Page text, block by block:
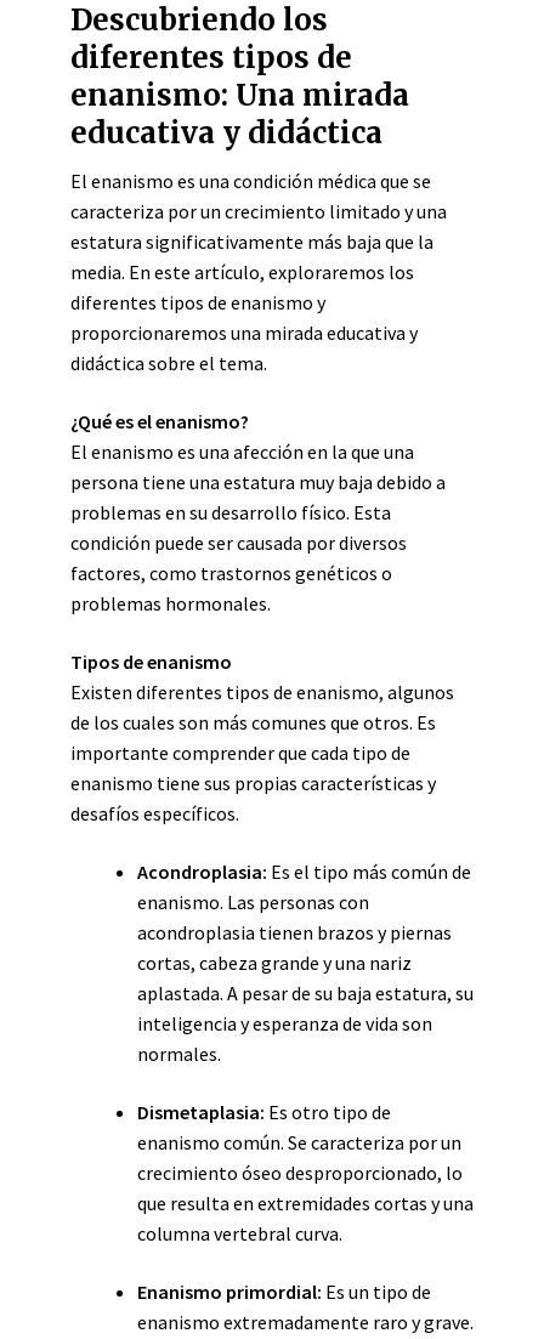
Descubriendo los
diferentes tipos de
enanismo: Una mirada
educativa y didáctica
El enanismo es una condición médica que se
caracteriza por un crecimiento limitado y una
estatura significativamente más baja que la
media. En este artículo, exploraremos los
diferentes tipos de enanismo y
proporcionaremos una mirada educativa y
didáctica sobre el tema.
¿Qué es el enanismo?
El enanismo es una afección en la que una
persona tiene una estatura muy baja debido a
problemas en su desarrollo físico. Esta
condición puede ser causada por diversos
factores, como trastornos genéticos o
problemas hormonales.
Tipos de enanismo
Existen diferentes tipos de enanismo, algunos
de los cuales son más comunes que otros. Es
importante comprender que cada tipo de
enanismo tiene sus propias características y
desafíos específicos.
Acondroplasia: Es el tipo más común de
enanismo. Las personas con
acondroplasia tienen brazos y piernas
cortas, cabeza grande y una nariz
aplastada. A pesar de su baja estatura, su
inteligencia y esperanza de vida son
normales.
Dismetaplasia: Es otro tipo de
enanismo común. Se caracteriza por un
crecimiento óseo desproporcionado, lo
que resulta en extremidades cortas y una
columna vertebral curva.
Enanismo primordial: Es un tipo de
enanismo extremadamente raro y grave.